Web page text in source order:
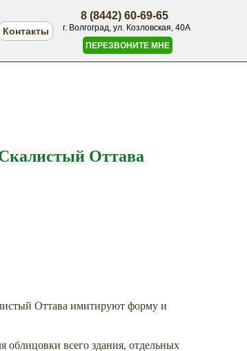
ПЕРЕЗВОНИТЕ МНЕ
г. Волгоград, ул. Козловская, 40А
8 (8442) 60-69-65
Контакты
Оттава
Оттава имитируют форму и
облицовки всего здания, отдельных